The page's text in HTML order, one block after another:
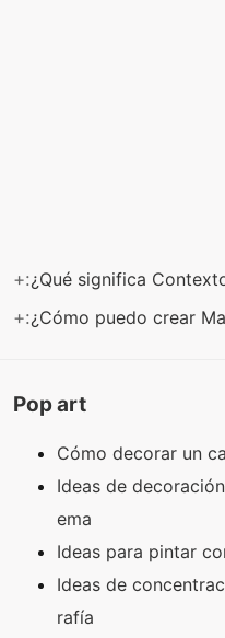
+:¿Qué significa
+:¿Cómo puedo crear
Pop art
Cómo decorar un
Ideas de
ema
Ideas para pintar
Ideas de
rafía